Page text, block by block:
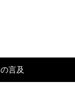
の言及